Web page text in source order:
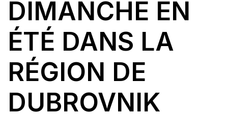
DIMANCHE EN
ÉTÉ DANS LA
RÉGION DE
DUBROVNIK